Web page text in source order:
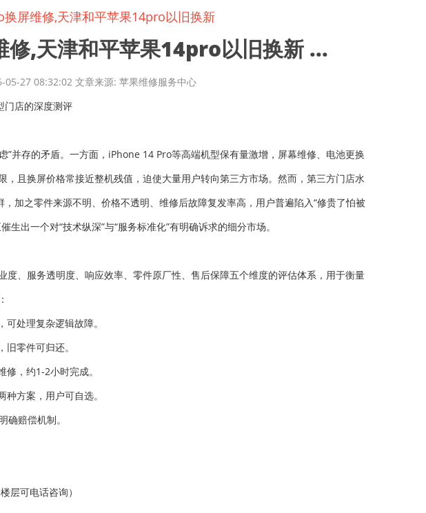
屏维修,天津和平苹果14pro以旧换新
,天津和平苹果14pro以旧换新 ...
05-27 08:32:02 文章来源: 苹果维修服务中心
门店的深度测评
”并存的矛盾。一方面，iPhone 14 Pro等高端机型保有量激增，屏幕维修、电池更换
且换屏价格常接近整机残值，迫使大量用户转向第三方市场。然而，第三方门店水
加之零件来源不明、价格不透明、维修后故障复发率高，用户普遍陷入“修贵了怕被
出一个对“技术纵深”与“服务标准化”有明确诉求的细分市场。
、服务透明度、响应效率、零件原厂性、售后保障五个维度的评估体系，用于衡量
处理复杂逻辑故障。
零件可归还。
，约1-2小时完成。
方案，用户可自选。
赔偿机制。
层可电话咨询）